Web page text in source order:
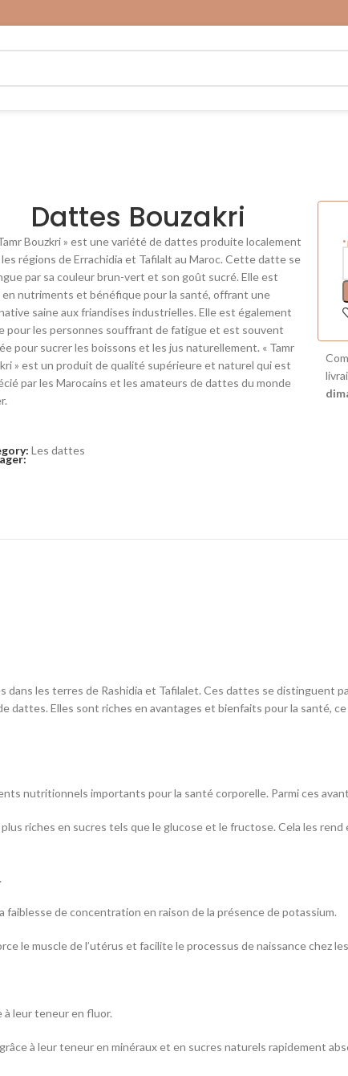
Dattes Bouzakri
Bouzkri » est une variété de dattes produite localement
régions de Errachidia et Tafilalt au Maroc. Cette datte se
par sa couleur brun-vert et son goût sucré. Elle est
en nutriments et bénéfique pour la santé, offrant une
saine aux friandises industrielles. Elle est également
pour les personnes souffrant de fatigue et est souvent
pour sucrer les boissons et les jus naturellement. « Tamr
» est un produit de qualité supérieure et naturel qui est
par les Marocains et les amateurs de dattes du monde
Les dattes
les terres de Rashidia et Tafilalet. Ces dattes se distinguent
dattes. Elles sont riches en avantages et bienfaits pour la santé,
nutritionnels importants pour la santé corporelle. Parmi ces
riches en sucres tels que le glucose et le fructose. Cela les
de concentration en raison de la présence de potassium.
le muscle de l’utérus et facilite le processus de naissance chez
leur teneur en fluor.
à leur teneur en minéraux et en sucres naturels rapidement